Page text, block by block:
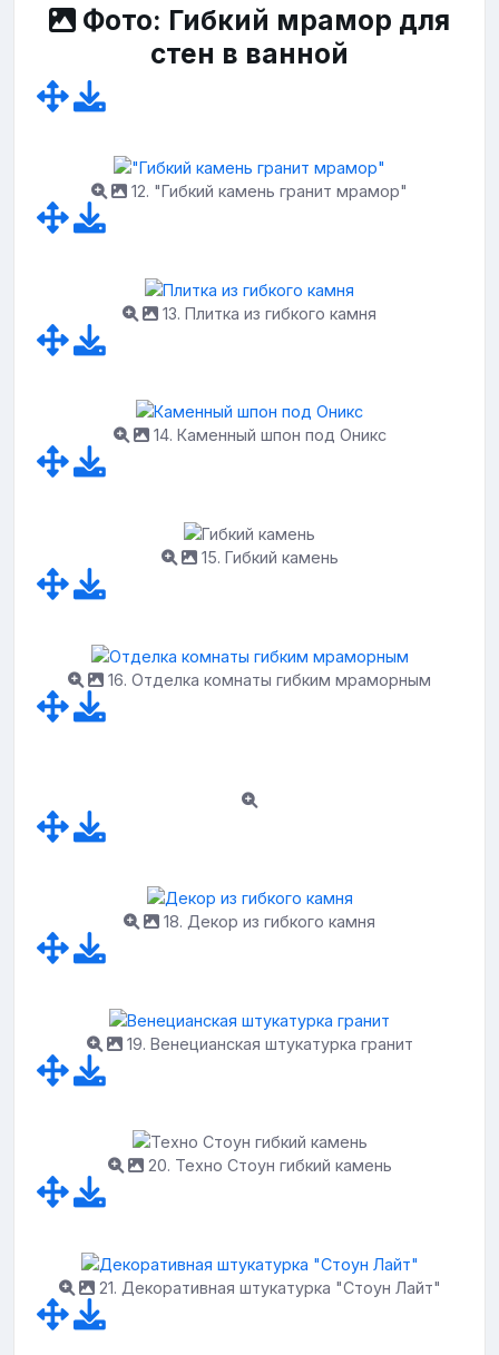
Фото: Гибкий мрамор для
стен в ванной
12. "Гибкий камень гранит мрамор"
13. Плитка из гибкого камня
14. Каменный шпон под Оникс
15. Гибкий камень
16. Отделка комнаты гибким мраморным
18. Декор из гибкого камня
19. Венецианская штукатурка гранит
20. Техно Стоун гибкий камень
21. Декоративная штукатурка "Стоун Лайт"